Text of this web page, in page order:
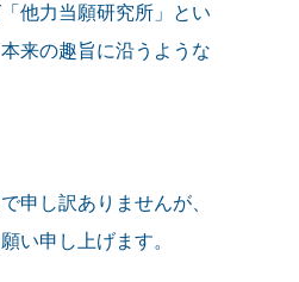
他力当願研究所」とい
来の趣旨に沿うような
申し訳ありませんが、
い申し上げます。